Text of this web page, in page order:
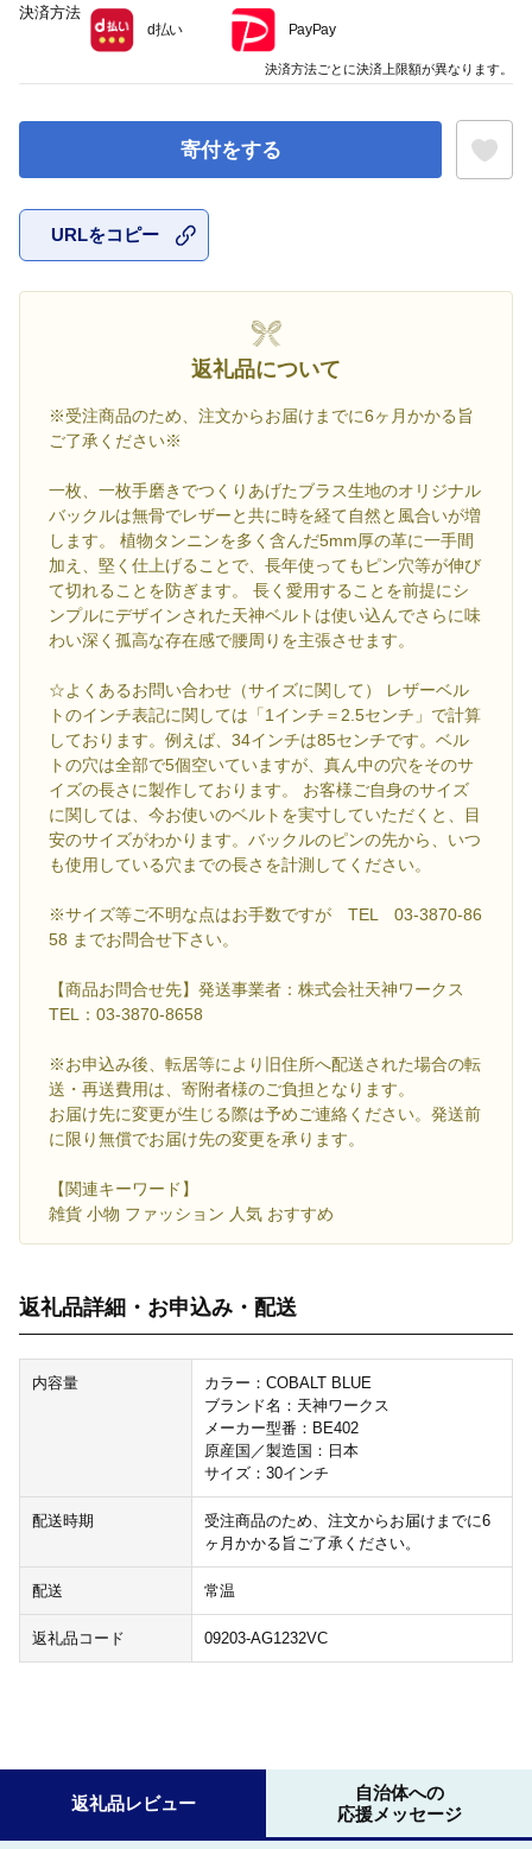
寄付をする
URLをコピー
返礼品について
※受注商品のため、注文からお届けまでに6ヶ月かかる旨
ご了承ください※
一枚、一枚手磨きでつくりあげたブラス生地のオリジナル
バックルは無骨でレザーと共に時を経て自然と風合いが増
します。 植物タンニンを多く含んだ5mm厚の革に一手間
加え、堅く仕上げることで、長年使ってもピン穴等が伸び
て切れることを防ぎます。 長く愛用することを前提にシ
ンプルにデザインされた天神ベルトは使い込んでさらに味
わい深く孤高な存在感で腰周りを主張させます。
☆よくあるお問い合わせ（サイズに関して） レザーベル
トのインチ表記に関しては「1インチ＝2.5センチ」で計算
しております。例えば、34インチは85センチです。ベル
トの穴は全部で5個空いていますが、真ん中の穴をそのサ
イズの長さに製作しております。 お客様ご自身のサイズ
に関しては、今お使いのベルトを実寸していただくと、目
安のサイズがわかります。バックルのピンの先から、いつ
も使用している穴までの長さを計測してください。
※サイズ等ご不明な点はお手数ですが TEL 03-3870-86
58 までお問合せ下さい。
【商品お問合せ先】発送事業者：株式会社天神ワークス
TEL：03-3870-8658
※お申込み後、転居等により旧住所へ配送された場合の転
送・再送費用は、寄附者様のご負担となります。
お届け先に変更が生じる際は予めご連絡ください。発送前
に限り無償でお届け先の変更を承ります。
【関連キーワード】
雑貨 小物 ファッション 人気 おすすめ
返礼品詳細・お申込み・配送
内容量
カラー：COBALT BLUE
ブランド名：天神ワークス
メーカー型番：BE402
原産国／製造国：日本
サイズ：30インチ
配送時期
受注商品のため、注文からお届けまでに6
ヶ月かかる旨ご了承ください。
配送 常温
返礼品コード 09203-AG1232VC
決済方法
d払い PayPay
決済方法ごとに決済上限額が異なります。
返礼品レビュー
自治体への
応援メッセージ